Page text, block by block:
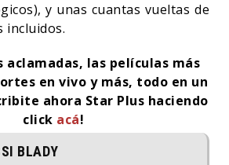
y unas cuantas vueltas de
incluidos.
aclamadas, las películas más
en vivo y más, todo en un
ahora Star Plus haciendo
click acá!
BLADY